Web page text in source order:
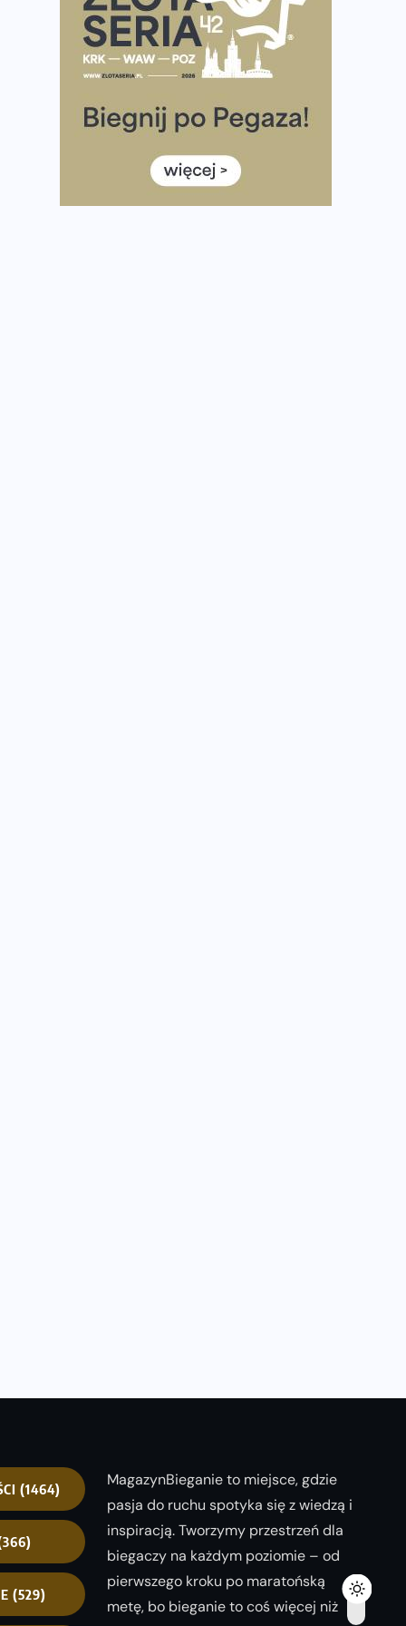
Tętno vs tempo – czym kierować się w bieganiu?
Co ma dużo białka? Produkty, które warto włączyć do
Rozbiegany Olsztyn szykuje się na weekend z
Już w tę sobotę 35. Bieg Powstania Warszawskiego.
(1464)
(529)
MagazynBieganie to miejsce, gdzie
pasja do ruchu spotyka się z wiedzą i
inspiracją. Tworzymy przestrzeń dla
biegaczy na każdym poziomie – od
pierwszego kroku po maratońską
metę, bo bieganie to coś więcej niż